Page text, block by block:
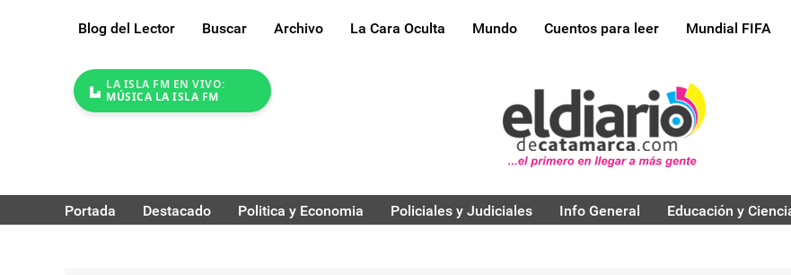
Blog del Lector Buscar Archivo La Cara Oculta Mundo Cuentos para leer Mundial FIFA
LA ISLA FM EN VIVO:
MÚSICA LA ISLA FM
Portada Destacado Politica y Economia Policiales y Judiciales Info General Educación y